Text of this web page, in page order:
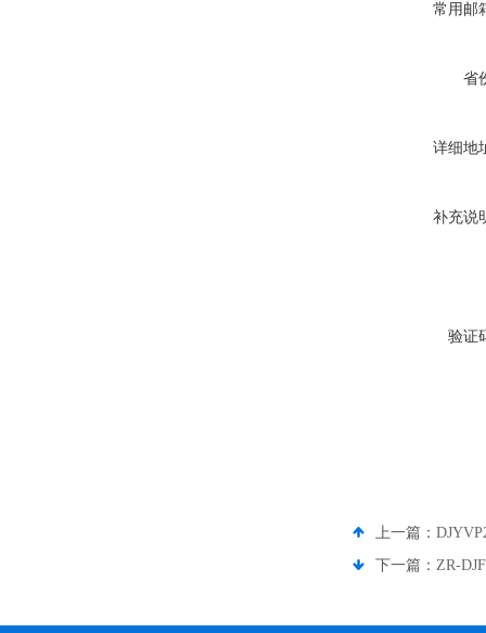
常用邮
省
详细地
补充说
验证
上一篇：
下一篇： ZR-